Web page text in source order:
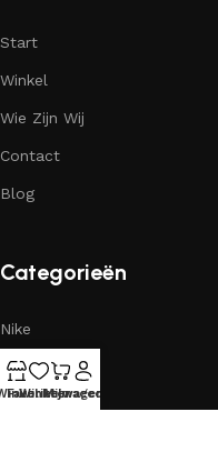
Start
Winkel
Wie Zijn Wij
Contact
Blog
Categorieën
Nike
Yeezy
Favorieten
Winkelwagen
Mijn account